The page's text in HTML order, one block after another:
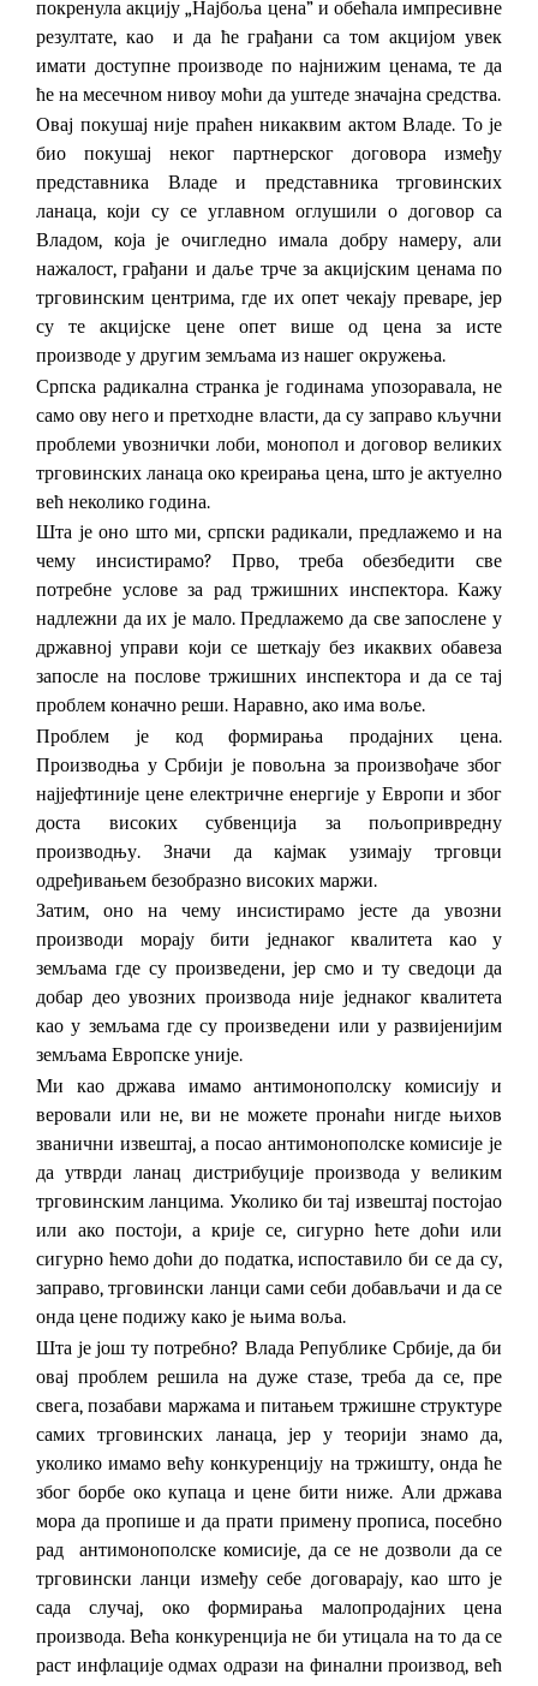
покренула акцију „Најбоља цена”и обећала импресивне
резултате, као и да ће грађани са том акцијом увек
имати доступне производе по најнижим ценама, те да
ће на месечном нивоу моћи да уштеде значајна средства.
Овај покушај није праћен никаквим актом Владе. То је
био покушај неког партнерског договора између
представника Владе и представника трговинских
ланаца, који су се углавном оглушили о договор са
Владом, која је очигледно имала добру намеру, али
нажалост, грађани и даље трче за акцијским ценама по
трговинским центрима, где их опет чекају преваре, јер
су те акцијске цене опет више од цена за исте
производе у другим земљама из нашег окружења.
Српска радикална странка је годинама упозоравала, не
само ову него и претходне власти, да су заправо кључни
проблеми увознички лоби, монопол и договор великих
трговинских ланаца око креирања цена, што је актуелно
већ неколико година.
Шта је оно што ми, српски радикали, предлажемо и на
чему инсистирамо? Прво, треба обезбедити све
потребне услове за рад тржишних инспектора. Кажу
надлежни да их је мало. Предлажемо да све запослене у
државној управи који се шеткају без икаквих обавеза
запосле на послове тржишних инспектора и да се тај
проблем коначно реши. Наравно, ако има воље.
Проблем је код формирања продајних цена.
Производња у Србији је повољна за произвођаче због
најјефтиније цене електричне енергије у Европи и због
доста високих субвенција за пољопривредну
производњу. Значи да кајмак узимају трговци
одређивањем безобразно високих маржи.
Затим, оно на чему инсистирамо јесте да увозни
производи морају бити једнаког квалитета као у
земљама где су произведени, јер смо и ту сведоци да
добар део увозних производа није једнаког квалитета
као у земљама где су произведени или у развијенијим
земљама Европске уније.
Ми као држава имамо антимонополску комисију и
веровали или не, ви не можете пронаћи нигде њихов
званични извештај, а посао антимонополске комисије је
да утврди ланац дистрибуције производа у великим
трговинским ланцима. Уколико би тај извештај постојао
или ако постоји, а крије се, сигурно ћете доћи или
сигурно ћемо доћи до податка, испоставило би се да су,
заправо, трговински ланци сами себи добављачи и да се
онда цене подижу како је њима воља.
Шта је још ту потребно? Влада Републике Србије, да би
овај проблем решила на дуже стазе, треба да се, пре
свега, позабави маржама и питањем тржишне структуре
самих трговинских ланаца, јер у теорији знамо да,
уколико имамо већу конкуренцију на тржишту, онда ће
због борбе око купаца и цене бити ниже. Али држава
мора да пропише и да прати примену прописа, посебно
рад антимонополске комисије, да се не дозволи да се
трговински ланци између себе договарају, као што је
сада случај, око формирања малопродајних цена
производа. Већа конкуренција не би утицала на то да се
раст инфлације одмах одрази на финални производ, већ